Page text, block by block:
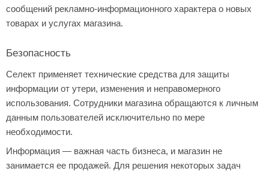
сообщений рекламно-информационного характера о новых
товарах и услугах магазина.
Безопасность
Селект применяет технические средства для защиты
информации от утери, изменения и неправомерного
использования. Сотрудники магазина обращаются к личным
данным пользователей исключительно по мере
необходимости.
Информация — важная часть бизнеса, и магазин не
занимается ее продажей. Для решения некоторых задач